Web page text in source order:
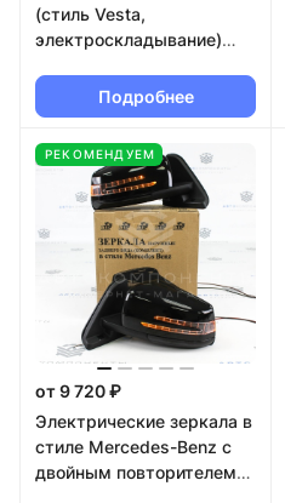
(стиль Vesta,
электроскладывание)
Приора в цвет кузова
Подробнее
РЕКОМЕНДУЕМ
от 9 720 ₽
Электрические зеркала в
стиле Mercedes-Benz с
двойным повторителем